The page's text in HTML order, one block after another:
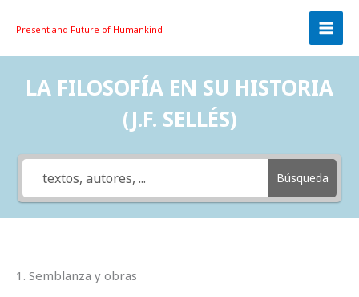
Present and Future of Humankind
LA FILOSOFÍA EN SU HISTORIA
(J.F. SELLÉS)
Búsqueda
1. Semblanza y obras